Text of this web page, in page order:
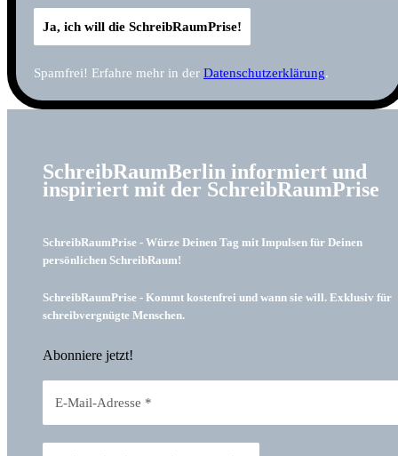
Spamfrei! Erfahre mehr in der Datenschutzerklärung.
SchreibRaumBerlin informiert und
inspiriert mit der SchreibRaumPrise
SchreibRaumPrise - Würze Deinen Tag mit Impulsen für Deinen
persönlichen SchreibRaum!
SchreibRaumPrise - Kommt kostenfrei und wann sie will. Exklusiv für
schreibvergnügte Menschen.
Abonniere jetzt!